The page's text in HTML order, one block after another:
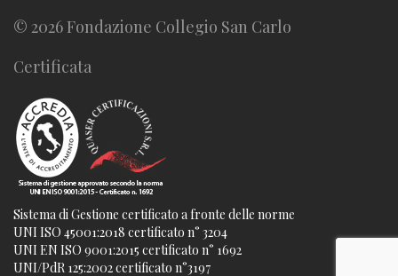
© 2026 Fondazione Collegio San Carlo
Certificata
Sistema di Gestione certificato a fronte delle norme
UNI ISO 45001:2018 certificato n° 3204
UNI EN ISO 9001:2015 certificato n° 1692
UNI/PdR 125:2002 certificato n°3197